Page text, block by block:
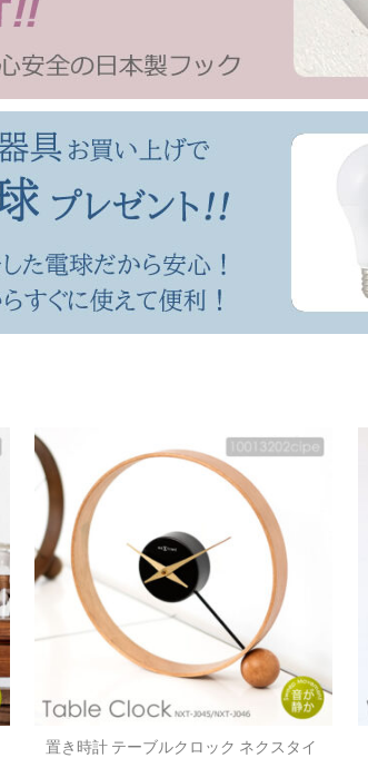
置き時計 テーブルクロック ネクスタイ